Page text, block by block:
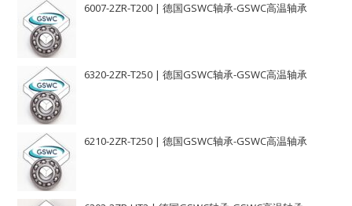
6007-2ZR-T200 | 德国GSWC轴承-GSWC高温轴承
6320-2ZR-T250 | 德国GSWC轴承-GSWC高温轴承
6210-2ZR-T250 | 德国GSWC轴承-GSWC高温轴承